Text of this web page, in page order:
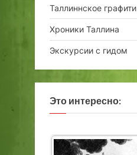
Таллиннское графити
Хроники Таллина
Экскурсии с гидом
Это интересно: